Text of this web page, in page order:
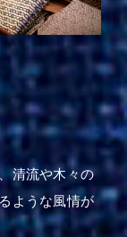
清流や木々の
ような風情が